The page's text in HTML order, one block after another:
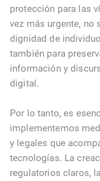
protección para las
vez más urgente, no
dignidad de
también para
información y
digital.
Por lo tanto, es
implementemos
y legales que
tecnologías. La
regulatorios claros,